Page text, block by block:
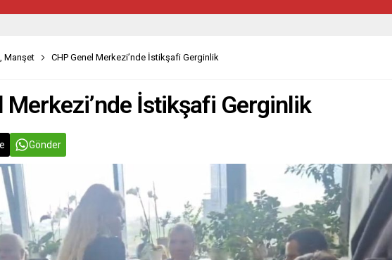
, Manşet CHP Genel Merkezi’nde İstikşafi Gerginlik
Merkezi’nde İstikşafi Gerginlik
Gönder